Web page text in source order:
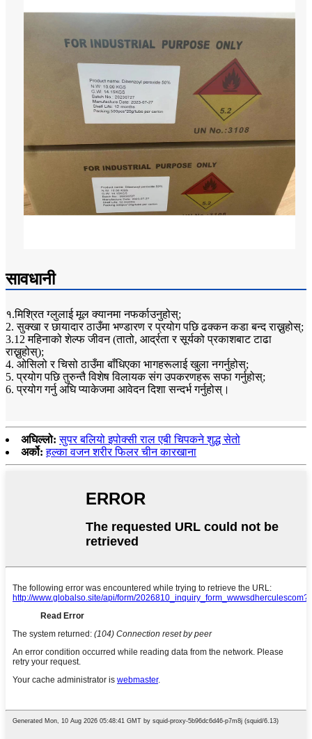
सावधानी
१.मिश्रित ग्लुलाई मूल क्यानमा नफर्काउनुहोस्;
2. सुक्खा र छायादार ठाउँमा भण्डारण र प्रयोग पछि ढक्कन कडा बन्द राख्नुहोस्;
3.12 महिनाको शेल्फ जीवन (तातो, आर्द्रता र सूर्यको प्रकाशबाट टाढा
राख्नुहोस्);
4. ओसिलो र चिसो ठाउँमा बाँधिएका भागहरूलाई खुला नगर्नुहोस्;
5. प्रयोग पछि तुरुन्तै विशेष विलायक संग उपकरणहरू सफा गर्नुहोस्;
6. प्रयोग गर्नु अघि प्याकेजमा आवेदन दिशा सन्दर्भ गर्नुहोस्।
अघिल्लो: सुपर बलियो इपोक्सी राल एबी चिपकने शुद्ध सेतो
अर्को: हल्का वजन शरीर फिलर चीन कारखाना